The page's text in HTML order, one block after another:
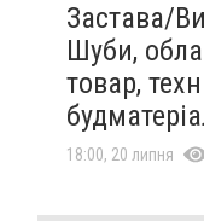
Застава/
Шуби,
товар,
18:00, 20 липня